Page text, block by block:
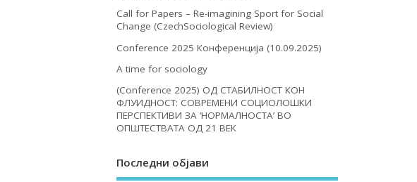
Call for Papers – Re-imagining Sport for Social
Change (CzechSociological Review)
Conference 2025 Конференција (10.09.2025)
A time for sociology
(Conference 2025) ОД СТАБИЛНОСТ КОН
ФЛУИДНОСТ: СОВРЕМЕНИ СОЦИОЛОШКИ
ПЕРСПЕКТИВИ ЗА ‘НОРМАЛНОСТА’ ВО
ОПШТЕСТВАТА ОД 21 ВЕК
Последни објави